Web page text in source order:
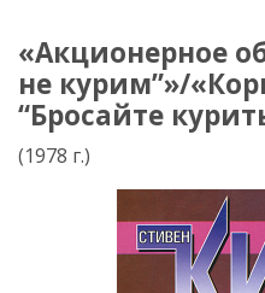
«Акционерное
не курим”»/
“Бросайте
(1978 г.)